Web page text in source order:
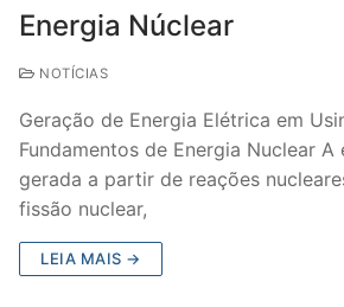
Energia Núclear
NOTÍCIAS
Geração de Energia Elétrica em
Fundamentos de Energia Nuclear A
gerada a partir de reações
fissão nuclear,
LEIA MAIS →